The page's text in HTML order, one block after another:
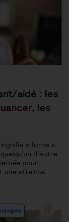
aidé : les
les
« force »
d’autre
pour
une atteinte